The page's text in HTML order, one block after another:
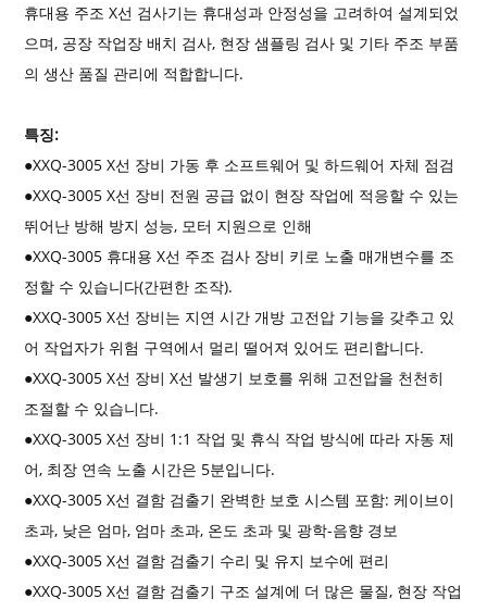
휴대용 주조 X선 검사기는 휴대성과 안정성을 고려하여 설계되었
으며, 공장 작업장 배치 검사, 현장 샘플링 검사 및 기타 주조 부품
의 생산 품질 관리에 적합합니다.
특징:
●XXQ-3005 X선 장비 가동 후 소프트웨어 및 하드웨어 자체 점검
●XXQ-3005 X선 장비 전원 공급 없이 현장 작업에 적응할 수 있는
뛰어난 방해 방지 성능, 모터 지원으로 인해
●XXQ-3005 휴대용 X선 주조 검사 장비 키로 노출 매개변수를 조
정할 수 있습니다(간편한 조작).
●XXQ-3005 X선 장비는 지연 시간 개방 고전압 기능을 갖추고 있
어 작업자가 위험 구역에서 멀리 떨어져 있어도 편리합니다.
●XXQ-3005 X선 장비 X선 발생기 보호를 위해 고전압을 천천히
조절할 수 있습니다.
●XXQ-3005 X선 장비 1:1 작업 및 휴식 작업 방식에 따라 자동 제
어, 최장 연속 노출 시간은 5분입니다.
●XXQ-3005 X선 결함 검출기 완벽한 보호 시스템 포함: 케이브이
초과, 낮은 엄마, 엄마 초과, 온도 초과 및 광학-음향 경보
●XXQ-3005 X선 결함 검출기 수리 및 유지 보수에 편리
●XXQ-3005 X선 결함 검출기 구조 설계에 더 많은 물질, 현장 작업